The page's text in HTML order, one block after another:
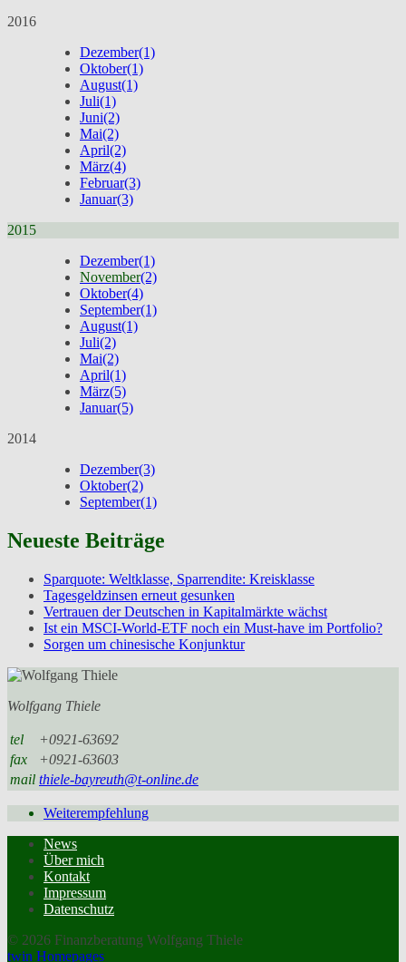
2016
Dezember(1)
Oktober(1)
August(1)
Juli(1)
Juni(2)
Mai(2)
April(2)
März(4)
Februar(3)
Januar(3)
2015
Dezember(1)
November(2)
Oktober(4)
September(1)
August(1)
Juli(2)
Mai(2)
April(1)
März(5)
Januar(5)
2014
Dezember(3)
Oktober(2)
September(1)
Neueste Beiträge
Sparquote: Weltklasse, Sparrendite: Kreisklasse
Tagesgeldzinsen erneut gesunken
Vertrauen der Deutschen in Kapitalmärkte wächst
Ist ein MSCI-World-ETF noch ein Must-have im Portfolio?
Sorgen um chinesische Konjunktur
Wolfgang Thiele
tel
+0921-63692
fax
+0921-63603
mail thiele-bayreuth@t-online.de
Weiterempfehlung
News
Über mich
Kontakt
Impressum
Datenschutz
© 2026 Finanzberatung Wolfgang Thiele
twin Homepages